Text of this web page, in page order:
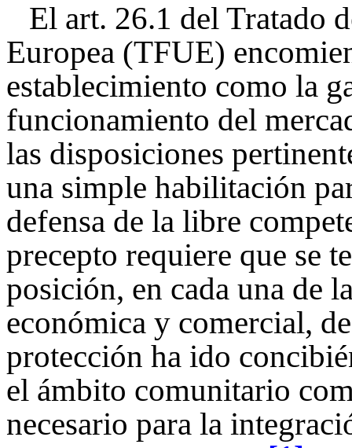
El art. 26.1 del Tratado
Europea (TFUE)
establecimiento como la
funcionamiento del
las disposiciones
una simple habilitación
defensa de la libre
precepto requiere que se
posición, en cada una de
económica y comercial,
protección ha ido
el ámbito comunitario
necesario para la